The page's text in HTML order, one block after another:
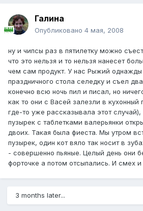
Галина
Опубликовано 4 мая, 2008
ну и чипсы раз в пятилетку можно
что это нельзя и то нельзя нанесет
чем сам продукт. У нас Рыжий
праздничного стола селедку и съел
конечно всю ночь пил и писал, но
как то они с Васей залезли в кухонный
где-то уже рассказывала этот случай),
пузырек с таблетками валерьянки
двоих. Такая была фиеста. Мы утром
пузырек, один кот вяло так носит в
- совершенно пьяные. Целый день они
форточке а потом отсыпались. И смех и
3 months later...